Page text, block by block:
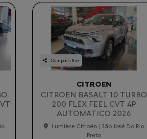
Compartilhe
CITROEN
CITROEN BASALT 1.0 TURBO
200 FLEX FEEL CVT 4P
AUTOMATICO 2026
Lumière Citroën | São José Do Rio
Preto